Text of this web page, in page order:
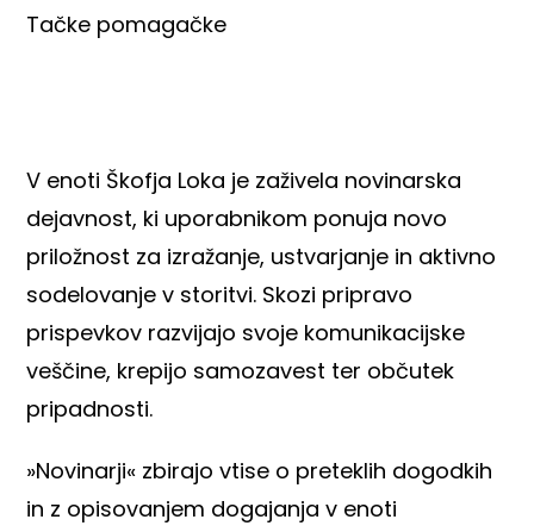
Tačke pomagačke
V enoti Škofja Loka je zaživela novinarska
dejavnost, ki uporabnikom ponuja novo
priložnost za izražanje, ustvarjanje in aktivno
sodelovanje v storitvi. Skozi pripravo
prispevkov razvijajo svoje komunikacijske
veščine, krepijo samozavest ter občutek
pripadnosti.
»Novinarji« zbirajo vtise o preteklih dogodkih
in z opisovanjem dogajanja v enoti